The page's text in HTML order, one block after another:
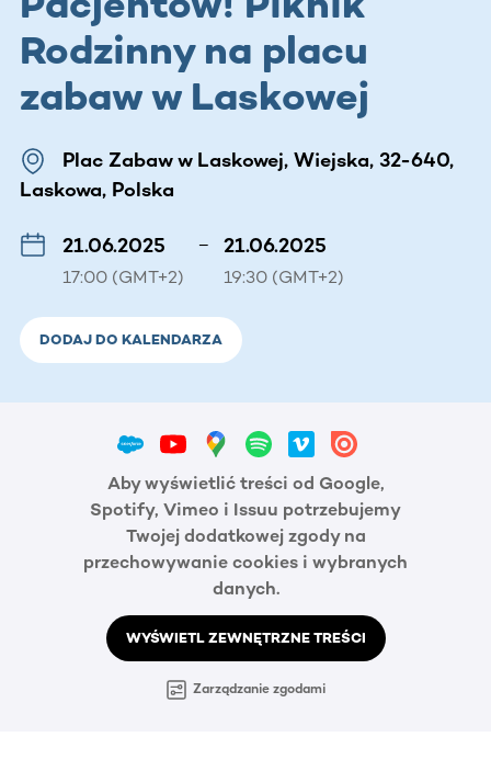
Rodzinny na placu
zabaw w Laskowej
Plac Zabaw w Laskowej, Wiejska, 32-640,
Laskowa, Polska
21.06.2025
17:00 (GMT+2)
– 21.06.2025
19:30 (GMT+2)
DODAJ DO KALENDARZA
Aby wyświetlić treści od Google,
Spotify, Vimeo i Issuu potrzebujemy
Twojej dodatkowej zgody na
przechowywanie cookies i wybranych
danych.
WYŚWIETL ZEWNĘTRZNE TREŚCI
Zarządzanie zgodami